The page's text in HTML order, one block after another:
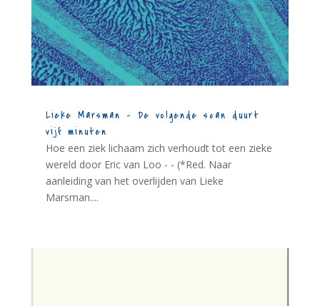
Lieke Marsman – De volgende scan duurt
vijf minuten
Hoe een ziek lichaam zich verhoudt tot een zieke
wereld door Eric van Loo - - (*Red. Naar
aanleiding van het overlijden van Lieke
Marsman....